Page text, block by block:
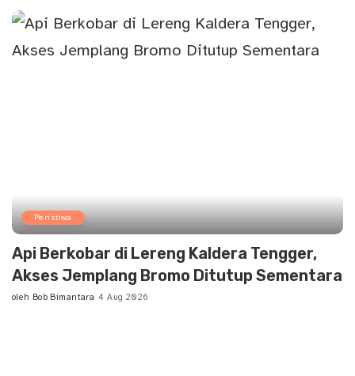
Peristiwa
Api Berkobar di Lereng Kaldera Tengger,
Akses Jemplang Bromo Ditutup Sementara
Posted
oleh Bob Bimantara 4 Aug 2026